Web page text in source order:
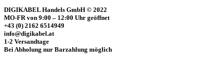
DIGIKABEL Handels GmbH © 2022
MO-FR von 9:00 – 12:00 Uhr geöffnet
+43 (0) 2162 6514949
info@digikabel.at
1-2 Versandtage
Bei Abholung nur Barzahlung möglich